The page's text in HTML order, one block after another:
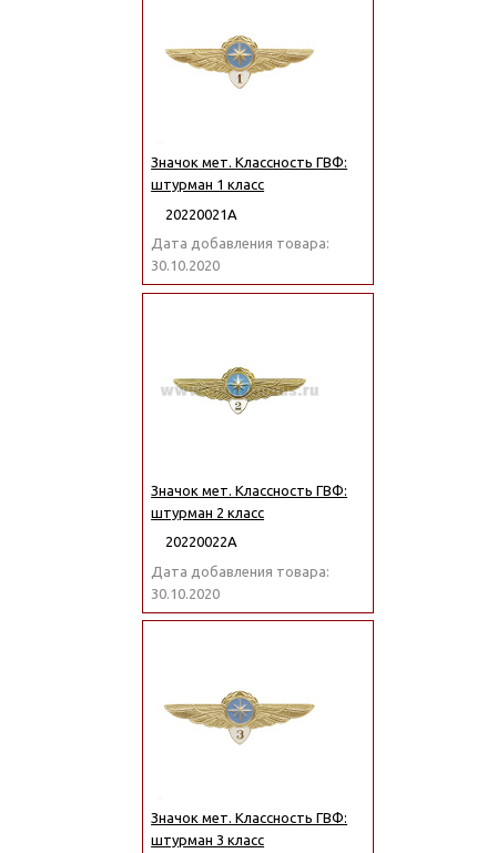
Значок мет. Классность ГВФ:
штурман 1 класс
20220021А
Дата добавления товара:
30.10.2020
Значок мет. Классность ГВФ:
штурман 2 класс
20220022А
Дата добавления товара:
30.10.2020
Значок мет. Классность ГВФ:
штурман 3 класс